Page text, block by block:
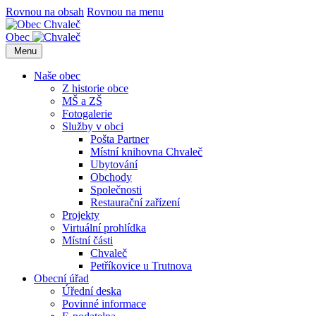
Rovnou na obsah Rovnou na menu
Obec
Menu
Naše obec
Z historie obce
MŠ a ZŠ
Fotogalerie
Služby v obci
Pošta Partner
Místní knihovna Chvaleč
Ubytování
Obchody
Společnosti
Restaurační zařízení
Projekty
Virtuální prohlídka
Místní části
Chvaleč
Petříkovice u Trutnova
Obecní úřad
Úřední deska
Povinné informace